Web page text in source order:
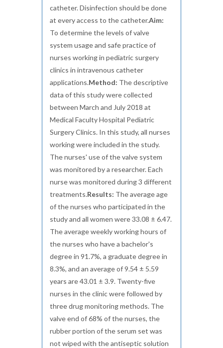
catheter. Disinfection should be done
at every access to the catheter.Aim:
To determine the levels of valve
system usage and safe practice of
nurses working in pediatric surgery
clinics in intravenous catheter
applications.Method: The descriptive
data of this study were collected
between March and July 2018 at
Medical Faculty Hospital Pediatric
Surgery Clinics. In this study, all nurses
working were included in the study.
The nurses' use of the valve system
was monitored by a researcher. Each
nurse was monitored during 3 different
treatments.Results: The average age
of the nurses who participated in the
study and all women were 33.08 ± 6.47.
The average weekly working hours of
the nurses who have a bachelor's
degree in 91.7%, a graduate degree in
8.3%, and an average of 9.54 ± 5.59
years are 43.01 ± 3.9. Twenty-five
nurses in the clinic were followed by
three drug monitoring methods. The
valve end of 68% of the nurses, the
rubber portion of the serum set was
not wiped with the antiseptic solution